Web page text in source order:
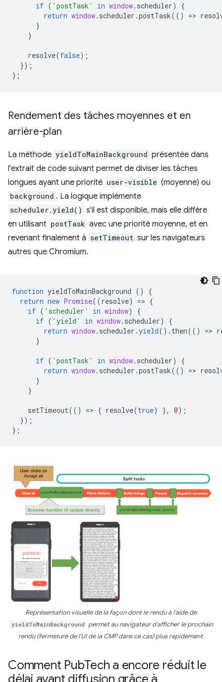
if ( 'postTask' in window. scheduler)
{
return window. scheduler .postTask(() =>
}
}
resolve(false);
});
};
Rendement des tâches moyennes et en
arrière-plan
La méthode yieldToMainBackground présentée dans
l'extrait de code suivant permet de diviser les tâches
longues ayant une priorité user-visible (moyenne) ou
background . La logique implémente
scheduler.yield() s'il est disponible, mais elle diffère
en utilisant postTask avec une priorité moyenne, et en
revenant finalement à setTimeout sur les navigateurs
autres que Chromium.
function yieldToMainBackground ()
{
return new Promise((resolve) => {
if ( 'scheduler' in window)
{
if ( 'yield' in window. scheduler)
{
return window. scheduler .yield(). then(() =>
}
if ( 'postTask' in window. scheduler)
{
return window. scheduler .postTask(() =>
}
}
setTimeout(() => { resolve(true) }, 0);
});
};
Représentation visuelle de la façon dont le rendu à l'aide de
yieldToMainBackground permet au navigateur d'afficher le prochain
rendu (fermeture de l'UI de la CMP dans ce cas) plus rapidement.
Comment PubTech a encore réduit le
délai avant diffusion grâce à